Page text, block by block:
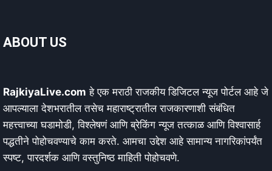
ABOUT US
RajkiyaLive.com हे एक मराठी राजकीय डिजिटल न्यूज पोर्टल आहे जे
आपल्याला देशभरातील तसेच महाराष्ट्रातील राजकारणाशी संबंधित
महत्त्वाच्या घडामोडी, विश्लेषणं आणि ब्रेकिंग न्यूज तत्काळ आणि विश्वासार्ह
पद्धतीने पोहोचवण्याचे काम करते. आमचा उद्देश आहे सामान्य नागरिकांपर्यंत
स्पष्ट, पारदर्शक आणि वस्तुनिष्ठ माहिती पोहोचवणे.